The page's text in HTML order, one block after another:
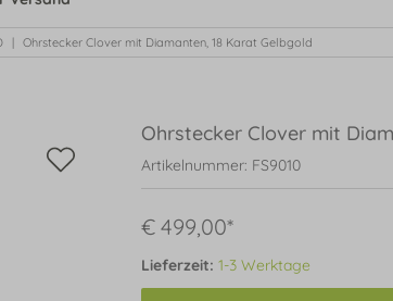
Ohrstecker Clover mit Diamanten, 18 Karat Gelbgold
Ohrstecker Clover mit
Artikelnummer: FS9010
€ 499,00*
Lieferzeit: 1-3 Werktage